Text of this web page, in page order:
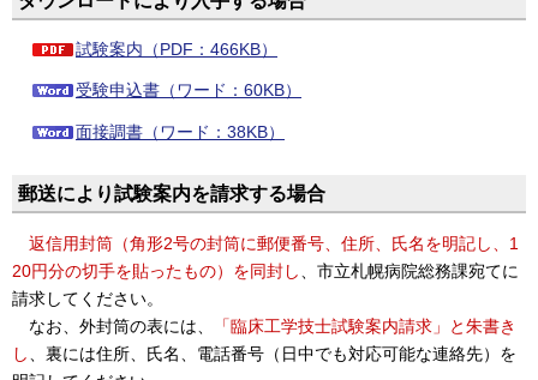
試験案内（PDF：466KB）
受験申込書（ワード：60KB）
面接調書（ワード：38KB）
郵送により試験案内を請求する場合
返信用封筒（角形2号の封筒に郵便番号、住所、氏名を明記し、1
20円分の切手を貼ったもの）を同封し
、市立札幌病院総務課宛てに
請求してください。
なお、外封筒の表には、
「臨床工学技士試験案内請求」と朱書き
し
、裏には住所、氏名、電話番号（日中でも対応可能な連絡先）を